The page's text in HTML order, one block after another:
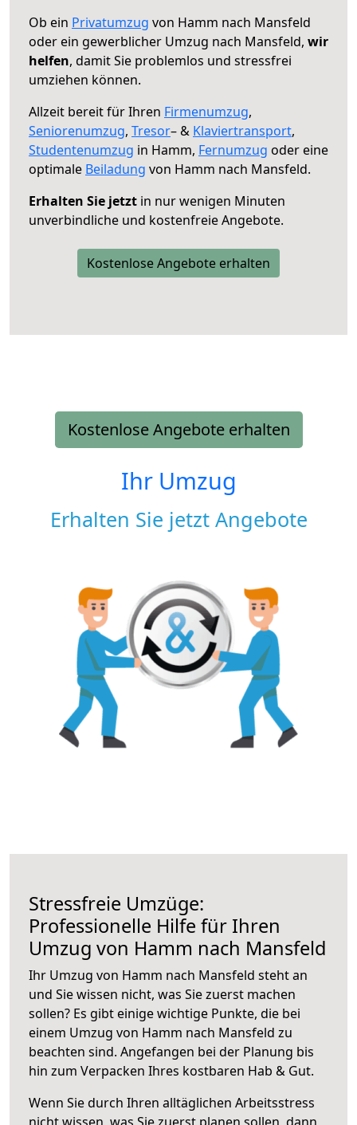
Ob ein Privatumzug von Hamm nach Mansfeld
oder ein gewerblicher Umzug nach Mansfeld, wir
helfen, damit Sie problemlos und stressfrei
umziehen können.
Allzeit bereit für Ihren Firmenumzug,
Seniorenumzug, Tresor– & Klaviertransport,
Studentenumzug in Hamm, Fernumzug oder eine
optimale Beiladung von Hamm nach Mansfeld.
Erhalten Sie jetzt in nur wenigen Minuten
unverbindliche und kostenfreie Angebote.
Kostenlose Angebote erhalten
Kostenlose Angebote erhalten
Ihr Umzug
Erhalten Sie jetzt Angebote
Stressfreie Umzüge:
Professionelle Hilfe für Ihren
Umzug von Hamm nach Mansfeld
Ihr Umzug von Hamm nach Mansfeld steht an
und Sie wissen nicht, was Sie zuerst machen
sollen? Es gibt einige wichtige Punkte, die bei
einem Umzug von Hamm nach Mansfeld zu
beachten sind. Angefangen bei der Planung bis
hin zum Verpacken Ihres kostbaren Hab & Gut.
Wenn Sie durch Ihren alltäglichen Arbeitsstress